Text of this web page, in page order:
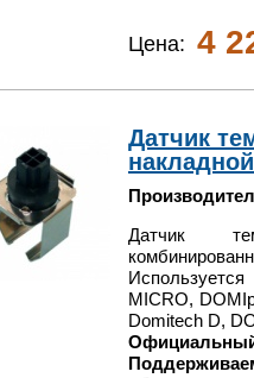
Цена: 4
Датчик
Датчик
MICRO,
Domitech D,